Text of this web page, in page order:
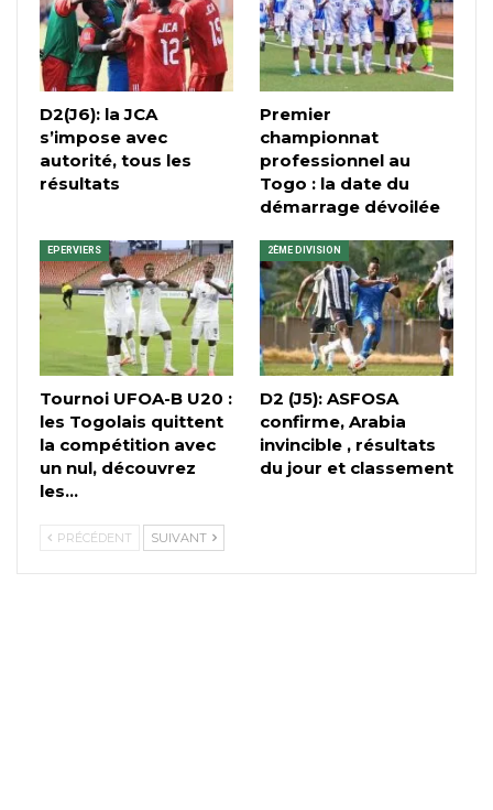
D2(J6): la JCA
s’impose avec
autorité, tous les
résultats
Premier
championnat
professionnel au
Togo : la date du
démarrage dévoilée
EPERVIERS
Tournoi UFOA-B U20 :
les Togolais quittent
la compétition avec
un nul, découvrez
les…
2ÈME DIVISION
D2 (J5): ASFOSA
confirme, Arabia
invincible , résultats
du jour et classement
PRÉCÉDENT SUIVANT